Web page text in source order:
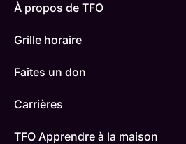
À propos de TFO
Grille horaire
Faites un don
Carrières
TFO Apprendre à la maison